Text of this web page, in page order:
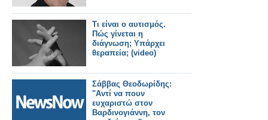
Τι είναι ο αυτισμός.
Πώς γίνεται η
διάγνωση; Υπάρχει
θεραπεία; (video)
Σάββας Θεοδωρίδης:
"Αντί να πουν
ευχαριστώ στον
Βαρδινογιάννη, τον